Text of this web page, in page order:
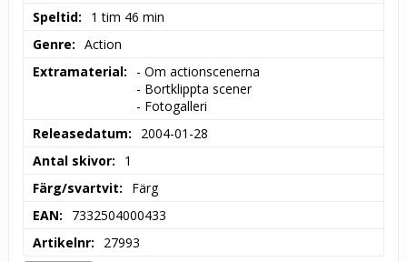
Speltid
1 tim 46 min
Genre
Action
Extramaterial
- Om actionscenerna
- Bortklippta scener
- Fotogalleri
Releasedatum
2004-01-28
Antal skivor
1
Färg/svartvit
Färg
EAN
7332504000433
Artikelnr
27993